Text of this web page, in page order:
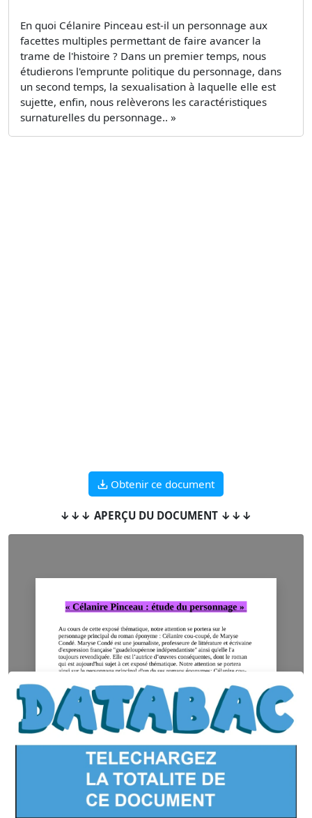
En quoi Célanire Pinceau est-il un personnage aux
facettes multiples permettant de faire avancer la
trame de l'histoire ? Dans un premier temps, nous
étudierons l'emprunte politique du personnage, dans
un second temps, la sexualisation à laquelle elle est
sujette, enfin, nous relèverons les caractéristiques
surnaturelles du personnage.. »
Obtenir ce document
↓↓↓ APERÇU DU DOCUMENT ↓↓↓